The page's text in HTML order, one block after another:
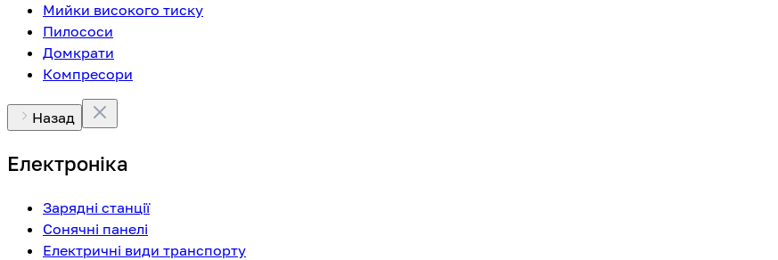
Мийки високого тиску
Пилососи
Домкрати
Компресори
Назад
Електроніка
Зарядні станції
Сонячні панелі
Електричні види транспорту